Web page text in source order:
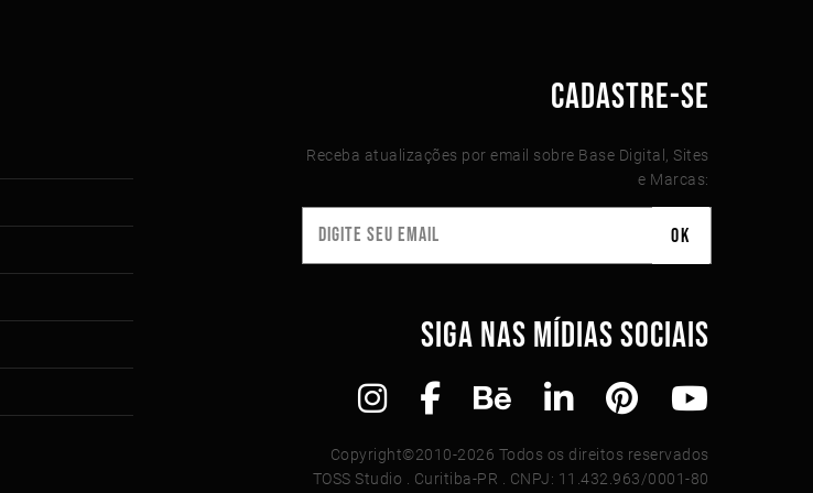
CADASTRE-SE
Receba atualizações por email sobre Base Digital, Sites
e Marcas:
SIGA NAS MÍDIAS SOCIAIS
Copyright©2010-2026 Todos os direitos reservados
TOSS Studio . Curitiba-PR . CNPJ: 11.432.963/0001-80